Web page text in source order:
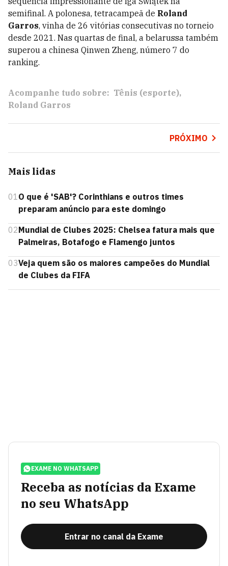
semifinal. A polonesa, tetracampeã de Roland
Garros, vinha de 26 vitórias consecutivas no torneio
desde 2021. Nas quartas de final, a belarussa também
superou a chinesa Qinwen Zheng, número 7 do
ranking.
Acompanhe tudo sobre: Tênis (esporte)
Roland Garros
PRÓXIMO
Mais lidas
01 O que é 'SAB'? Corinthians e outros times
preparam anúncio para este domingo
02Mundial de Clubes 2025: Chelsea fatura mais que
Palmeiras, Botafogo e Flamengo juntos
03Veja quem são os maiores campeões do Mundial
de Clubes da FIFA
EXAME NO WHATSAPP
Receba as notícias da Exame
no seu WhatsApp
Entrar no canal da Exame